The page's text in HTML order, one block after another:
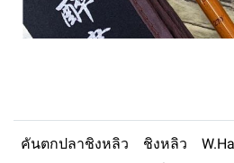
คันตกปลาชิงหลิว ชิงหลิว